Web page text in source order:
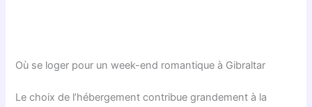
Où se loger pour un week-end romantique à Gibraltar
Le choix de l’hébergement contribue grandement à la